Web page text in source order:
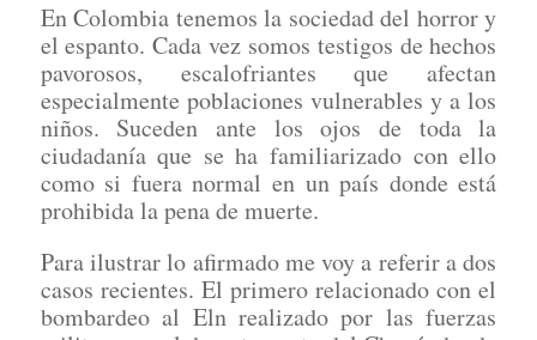
En Colombia tenemos la sociedad del horror y
el espanto. Cada vez somos testigos de hechos
pavorosos, escalofriantes que afectan
especialmente poblaciones vulnerables y a los
niños. Suceden ante los ojos de toda la
ciudadanía que se ha familiarizado con ello
como si fuera normal en un país donde está
prohibida la pena de muerte.
Para ilustrar lo afirmado me voy a referir a dos
casos recientes. El primero relacionado con el
bombardeo al Eln realizado por las fuerzas